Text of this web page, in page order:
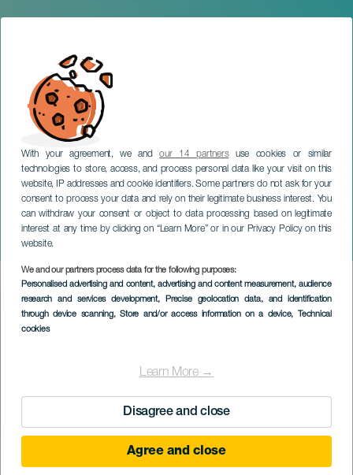
With your agreement, we andour 14 partnersuse cookies or similar
technologies to store, access, and process personal data like your visit on this
website, IP addresses and cookie identifiers. Some partners do not ask for your
consent to process your data and rely on their legitimate business interest. You
can withdraw your consent or object to data processing based on legitimate
interest at any time by clicking on “Learn More” or in our Privacy Policy on this
website.
We and our partners process data for the following purposes:
Personalised advertising and content, advertising and content measurement, audience
research and services development, Precise geolocation data, and identification
through device scanning, Store and/or access information on a device, Technical
cookies
Learn More →
Disagree and close
Agree and close
Празднества в честь Сан-
Маркоса
ТЕНЕРИФЕ
Imagen
Listado